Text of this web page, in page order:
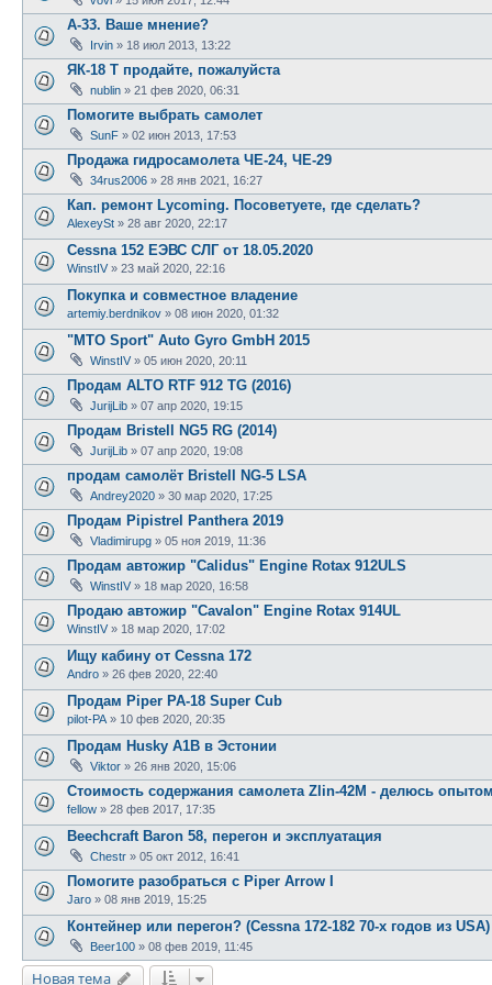
А-33. Ваше мнение?
Irvin » 18 июл 2013, 13:22
ЯК-18 Т продайте, пожалуйста
nublin » 21 фев 2020, 06:31
Помогите выбрать самолет
SunF » 02 июн 2013, 17:53
Продажа гидросамолета ЧЕ-24, ЧЕ-29
34rus2006 » 28 янв 2021, 16:27
Кап. ремонт Lycoming. Посоветуете, где сделать?
AlexeySt » 28 авг 2020, 22:17
Cessna 152 ЕЭВС СЛГ от 18.05.2020
WinstIV » 23 май 2020, 22:16
Покупка и совместное владение
artemiy.berdnikov » 08 июн 2020, 01:32
"MTO Sport" Auto Gyro GmbH 2015
WinstIV » 05 июн 2020, 20:11
Продам ALTO RTF 912 TG (2016)
JurijLib » 07 апр 2020, 19:15
Продам Bristell NG5 RG (2014)
JurijLib » 07 апр 2020, 19:08
продам самолёт Bristell NG-5 LSA
Andrey2020 » 30 мар 2020, 17:25
Продам Pipistrel Panthera 2019
Vladimirupg » 05 ноя 2019, 11:36
Продам автожир "Calidus" Engine Rotax 912ULS
WinstIV » 18 мар 2020, 16:58
Продаю автожир "Cavalon" Engine Rotax 914UL
WinstIV » 18 мар 2020, 17:02
Ищу кабину от Cessna 172
Andro » 26 фев 2020, 22:40
Продам Piper PA-18 Super Cub
pilot-PA » 10 фев 2020, 20:35
Продам Husky A1B в Эстонии
Viktor » 26 янв 2020, 15:06
Стоимость содержания самолета Zlin-42M - делюсь опытом
fellow » 28 фев 2017, 17:35
Beechcraft Baron 58, перегон и эксплуатация
Chestr » 05 окт 2012, 16:41
Помогите разобраться с Piper Arrow I
Jaro » 08 янв 2019, 15:25
Контейнер или перегон? (Cessna 172-182 70-х годов из USA)
Beer100 » 08 фев 2019, 11:45
Новая тема